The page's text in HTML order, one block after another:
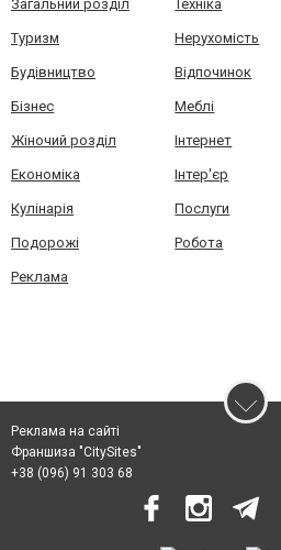
Загальний розділ Техніка
Туризм Нерухомість
Будівництво Відпочинок
Бізнес Меблі
Жіночий розділ Інтернет
Економіка Інтер'єр
Кулінарія Послуги
Подорожі Робота
Реклама
Реклама на сайті
Франшиза "CitySites"
+38 (096) 91 303 68